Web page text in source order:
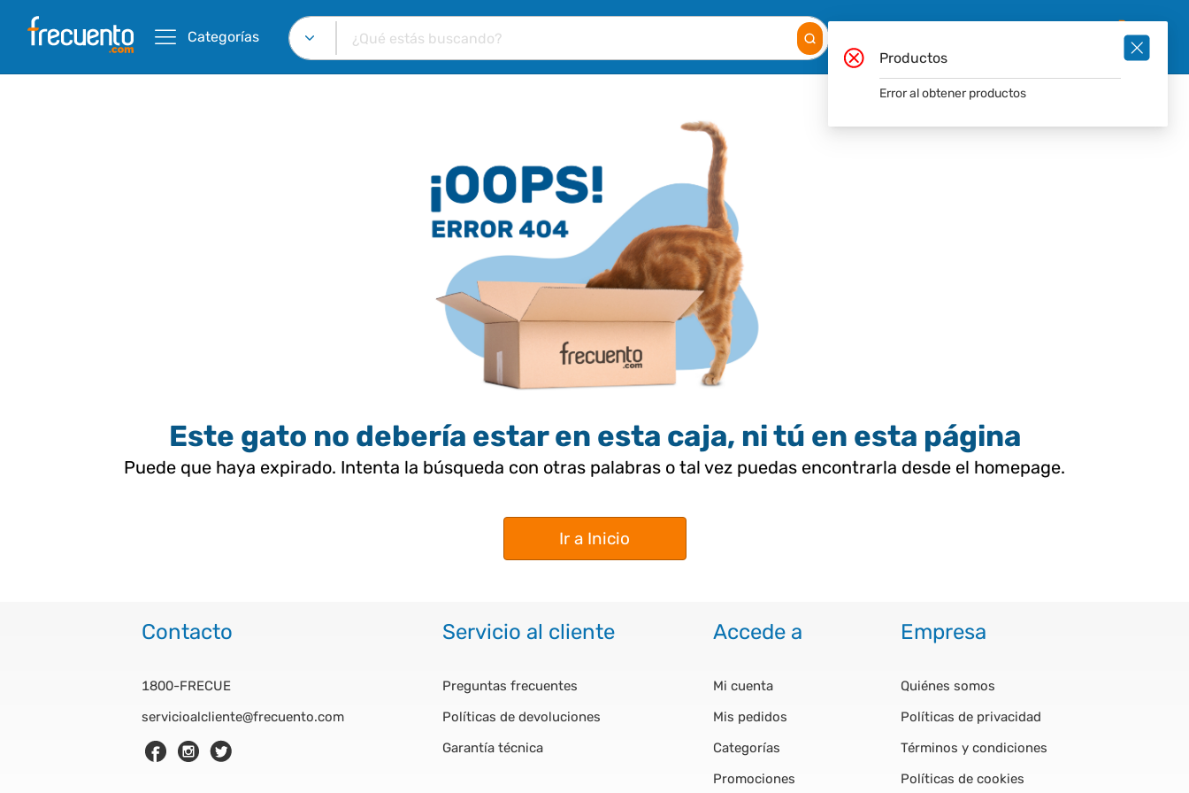
Categorías
Este gato no debería estar en esta caja, ni tú en esta página
Puede que haya expirado. Intenta la búsqueda con otras palabras o tal vez puedas encontrarla desde el homepage.
Ir a Inicio
Contacto
1800-FRECUE
servicioalcliente@frecuento.com
Servicio al cliente
Preguntas frecuentes
Políticas de devoluciones
Garantía técnica
Accede a
Mi cuenta
Mis pedidos
Categorías
Promociones
Empresa
Quiénes somos
Políticas de privacidad
Términos y condiciones
Políticas de cookies
Productos
Error al obtener productos